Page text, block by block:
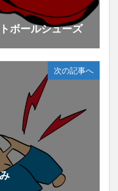
ボールシューズ
次の記事へ